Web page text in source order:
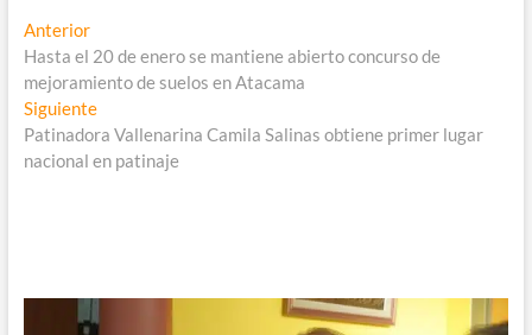
Navegación
de
entradas
AnteriorEntrada
anterior:
Hasta el 20 de enero se mantiene abierto concurso de
mejoramiento de suelos en Atacama
SiguienteEntrada
siguiente:
Patinadora Vallenarina Camila Salinas obtiene primer lugar
nacional en patinaje